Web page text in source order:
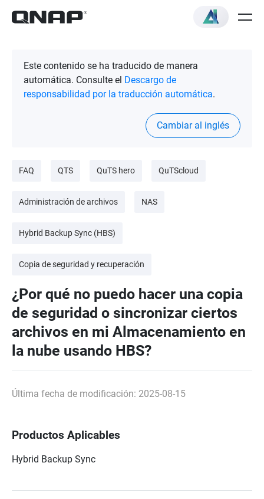
Este contenido se ha traducido de manera
automática. Consulte el Descargo de
responsabilidad por la traducción automática.
Cambiar al inglés
FAQ QTS QuTS hero QuTScloud
Administración de archivos NAS
Hybrid Backup Sync (HBS)
Copia de seguridad y recuperación
¿Por qué no puedo hacer una copia
de seguridad o sincronizar ciertos
archivos en mi Almacenamiento en
la nube usando HBS?
Última fecha de modificación: 2025-08-15
Productos Aplicables
Hybrid Backup Sync